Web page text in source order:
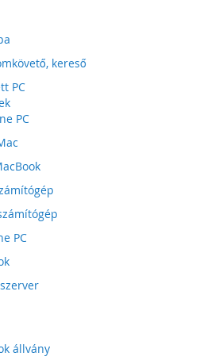
kereső
PC
PC
PC
állvány